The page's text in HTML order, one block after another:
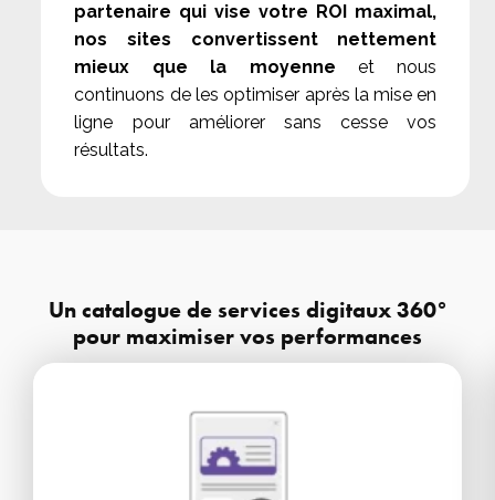
partenaire qui vise votre ROI maximal,
nos sites convertissent nettement
mieux que la moyenneet nous
continuons de les optimiser après la mise en
ligne pour améliorer sans cesse vos
résultats.
Un catalogue de services digitaux 360°
pour maximiser vos performances